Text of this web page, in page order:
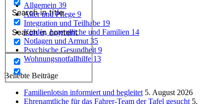
Search in title
Search in content
Allgemein 39
Alter und Pflege 9
Integration und Teilhabe 19
Kinder, Jugendliche und Familien 14
Notlagen und Armut 35
Psychische Gesundheit 9
Wohnungsnotfallhilfe 13
Beliebte Beiträge
Familienlotsin informiert und begleitet 5. August 2026
Ehrenamtliche für das Fahrer-Team der Tafel gesucht 5.